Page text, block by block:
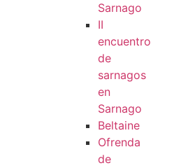
Sarnago
II
encuentro
de
sarnagos
en
Sarnago
Beltaine
Ofrenda
de